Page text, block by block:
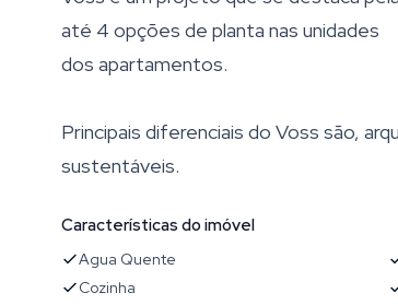
até 4 opções de planta nas unidades
dos apartamentos.
Principais diferenciais do Voss são,
sustentáveis.
Características do imóvel
Agua Quente
Cozinha